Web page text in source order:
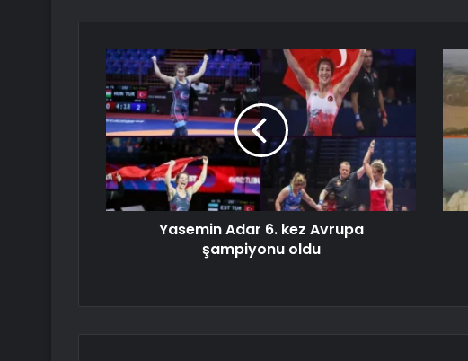
Yasemin Adar 6. kez Avrupa
şampiyonu oldu